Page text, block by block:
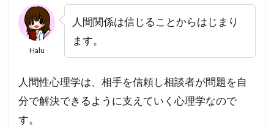
Halu
人間関係は信じることからはじまり
ます。
人間性心理学は、相手を信頼し相談者が問題を自
分で解決できるように支えていく心理学なので
す。